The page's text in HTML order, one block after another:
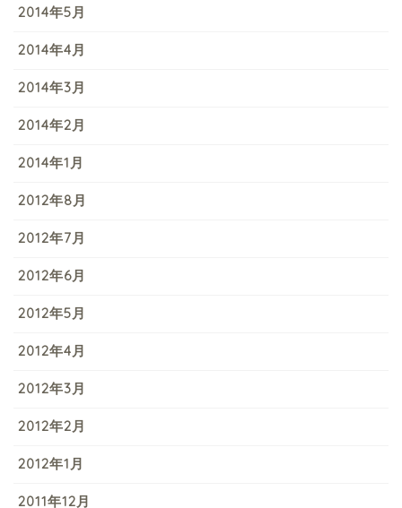
2014年5月
2014年4月
2014年3月
2014年2月
2014年1月
2012年8月
2012年7月
2012年6月
2012年5月
2012年4月
2012年3月
2012年2月
2012年1月
2011年12月